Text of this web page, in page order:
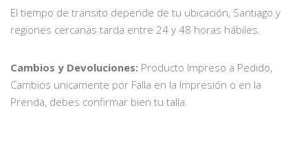
El tiempo de transito depende de tu ubicación, Santiago y
regiones cercanas tarda entre 24 y 48 horas hábiles.
Cambios y Devoluciones: Producto Impreso a Pedido,
Cambios unicamente por Falla en la Impresión o en la
Prenda, debes confirmar bien tu talla.